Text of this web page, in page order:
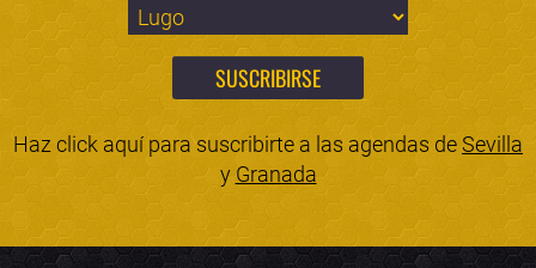
Haz click aquí para suscribirte a las agendas deSevilla
y Granada